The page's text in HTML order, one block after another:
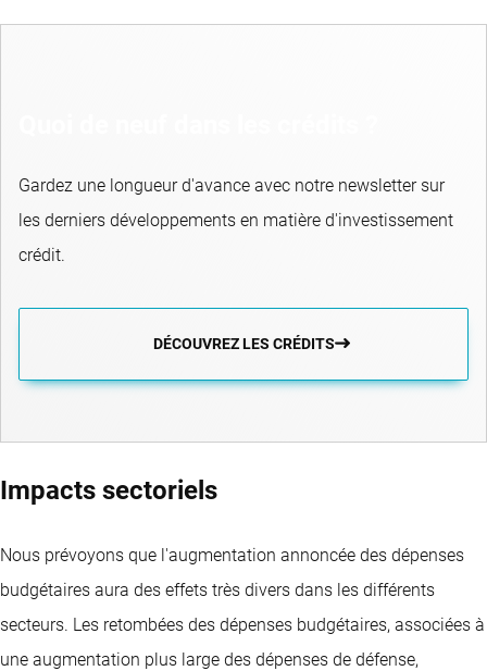
Gardez une longueur d'avance avec notre newsletter sur
les derniers développements en matière d'investissement
crédit.
DÉCOUVREZ LES CRÉDITS
Impacts sectoriels
Nous prévoyons que l'augmentation annoncée des dépenses
budgétaires aura des effets très divers dans les différents
secteurs. Les retombées des dépenses budgétaires, associées à
une augmentation plus large des dépenses de défense,